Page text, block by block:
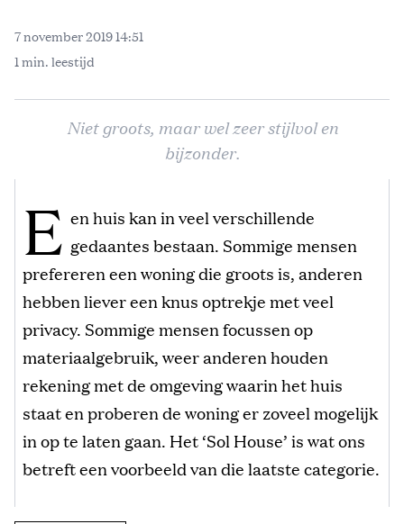
7 november 2019 14:51
1 min. leestijd
Niet groots, maar wel zeer stijlvol en
bijzonder.
E en huis kan in veel verschillende
gedaantes bestaan. Sommige mensen
prefereren een woning die groots is, anderen
hebben liever een knus optrekje met veel
privacy. Sommige mensen focussen op
materiaalgebruik, weer anderen houden
rekening met de omgeving waarin het huis
staat en proberen de woning er zoveel mogelijk
in op te laten gaan. Het ‘Sol House’ is wat ons
betreft een voorbeeld van die laatste categorie.